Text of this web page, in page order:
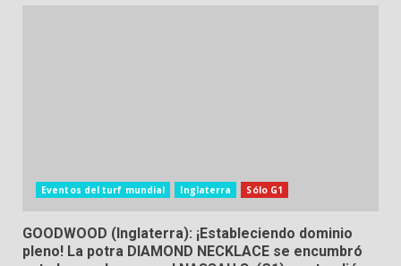
Eventos del turf mundial Inglaterra Sólo G1
GOODWOOD (Inglaterra): ¡Estableciendo dominio
pleno! La potra DIAMOND NECKLACE se encumbró